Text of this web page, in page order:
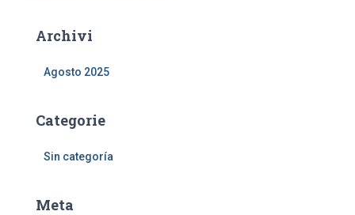
Archivi
Agosto 2025
Categorie
Sin categoría
Meta